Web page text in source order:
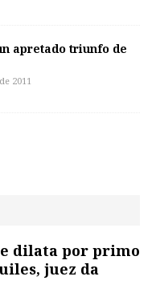
apretado triunfo de
2011
dilata por primo
juez da